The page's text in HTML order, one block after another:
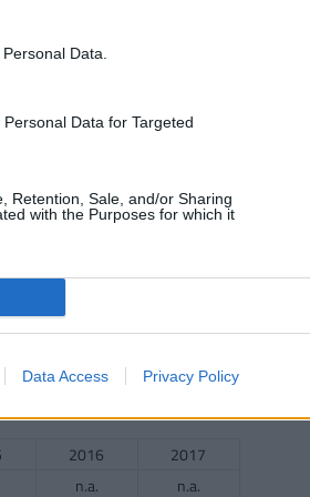
Data.
Data for Targeted
Retention, Sale, and/or Sharing
with the Purposes for which it
Data Access Privacy Policy
2016
2016
2017
22.13 n.a.
nélkül)
2016
2017
n.a. n.a.